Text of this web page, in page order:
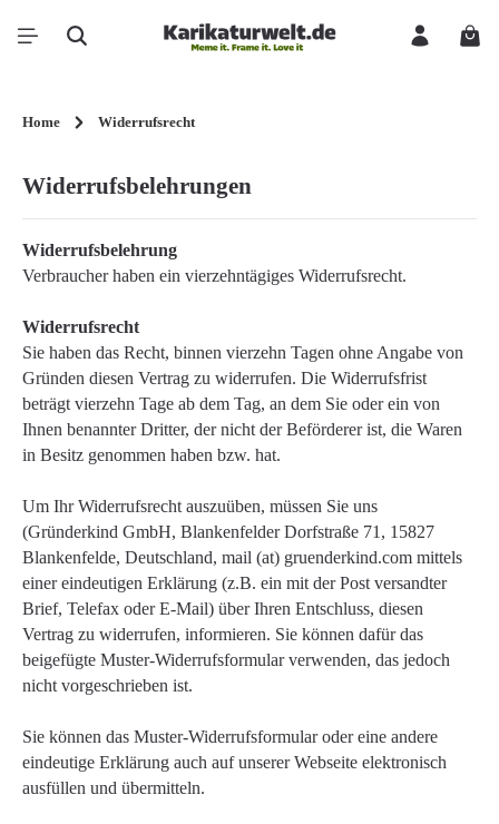
Zum Hauptinhalt springen
Home Widerrufsrecht
Widerrufsbelehrungen
Widerrufsbelehrung
Verbraucher haben ein vierzehntägiges Widerrufsrecht.
Widerrufsrecht
Sie haben das Recht, binnen vierzehn Tagen ohne Angabe von
Gründen diesen Vertrag zu widerrufen. Die Widerrufsfrist
beträgt vierzehn Tage ab dem Tag, an dem Sie oder ein von
Ihnen benannter Dritter, der nicht der Beförderer ist, die Waren
in Besitz genommen haben bzw. hat.
Um Ihr Widerrufsrecht auszuüben, müssen Sie uns
(Gründerkind GmbH, Blankenfelder Dorfstraße 71, 15827
Blankenfelde, Deutschland, mail (at) gruenderkind.com mittels
einer eindeutigen Erklärung (z.B. ein mit der Post versandter
Brief, Telefax oder E-Mail) über Ihren Entschluss, diesen
Vertrag zu widerrufen, informieren. Sie können dafür das
beigefügte Muster-Widerrufsformular verwenden, das jedoch
nicht vorgeschrieben ist.
Sie können das Muster-Widerrufsformular oder eine andere
eindeutige Erklärung auch auf unserer Webseite elektronisch
ausfüllen und übermitteln.